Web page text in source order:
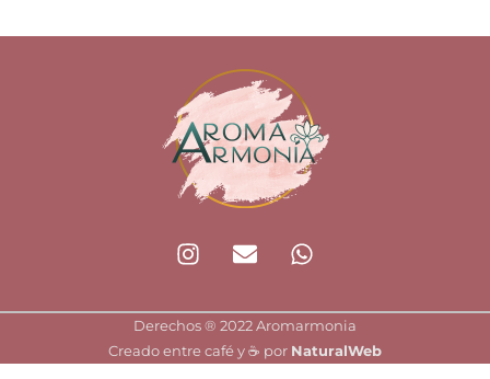
I
n
t
a
g
E
n
e
l
o
W
h
t
s
a
Derechos ®️ 2022 Aromarmonia
Creado entre café y ☕ por NaturalWeb